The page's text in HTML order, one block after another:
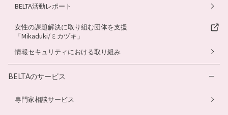
BELTA活動レポート
女性の課題解決に取り組む団体を支援
「Mikaduki/ミカヅキ」
情報セキュリティにおける取り組み
BELTAのサービス
専門家相談サービス